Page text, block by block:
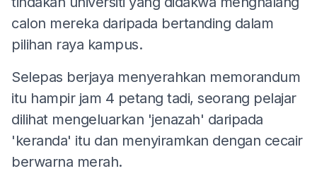
calon mereka daripada bertanding dalam
pilihan raya kampus.
Selepas berjaya menyerahkan memorandum
itu hampir jam 4 petang tadi, seorang pelajar
dilihat mengeluarkan 'jenazah' daripada
'keranda' itu dan menyiramkan dengan cecair
berwarna merah.